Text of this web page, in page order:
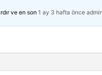
ve en son 1 ay 3 hafta önce admin